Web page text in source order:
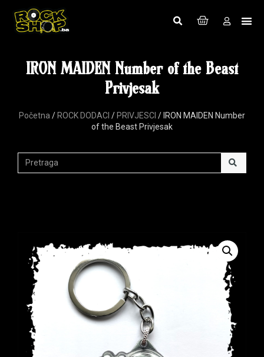
IRON MAIDEN Number of the Beast
Privjesak
Početna / ROCK DODACI / PRIVJESCI / IRON MAIDEN Number
of the Beast Privjesak